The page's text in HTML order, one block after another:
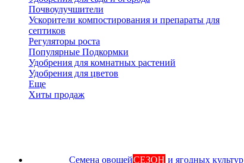
Почвоулучшители
Ускорители компостирования и препараты для
септиков
Регуляторы роста
Популярные Подкормки
Удобрения для комнатных растений
Удобрения для цветов
Еще
Хиты продаж
Семена овощейСЕЗОН и ягодных культур